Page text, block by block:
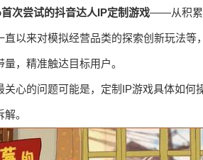
次尝试的抖音达人IP定制游戏——从积累
以来对模拟经营品类的探索创新玩法
，精准触达目标用户。
心的问题可能是，定制IP游戏具体如
。